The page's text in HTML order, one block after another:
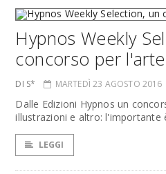
Hypnos Weekly
concorso per
DI S* MARTEDÌ 23 AGOSTO 2016
Dalle Edizioni Hypnos un
illustrazioni e altro: l'importante
LEGGI